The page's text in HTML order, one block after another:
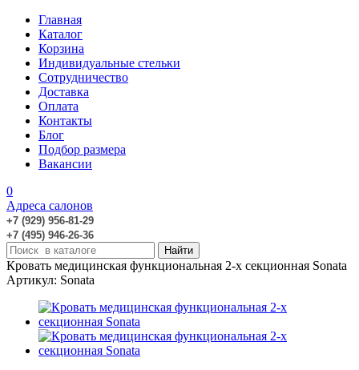
Главная
Каталог
Корзина
Индивидуальные стельки
Сотрудничество
Доставка
Оплата
Контакты
Блог
Подбор размера
Вакансии
0
Адреса салонов
+7 (929) 956-81-29
+7 (495) 946-26-36
Кровать медицинская функциональная 2-х секционная Sonata
Артикул: Sonata